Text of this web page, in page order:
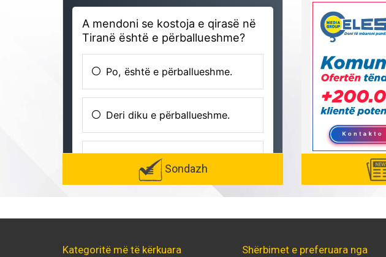
Sondazh
Kategoritë më të kërkuara
Shërbimet e preferuara nga